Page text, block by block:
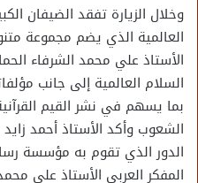
وخلال الزيارة تفقد الضيفان
العالمية الذي يضم مجموعة
الأستاذ علي محمد الشرفاء
بما يسهم في نشر القيم
الشعوب وأكد الأستاذ أحمد
الدور الذي تقوم به مؤسسة
المفكر العربي الأستاذ علي